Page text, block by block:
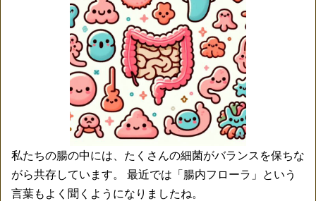
私たちの腸の中には、たくさんの細菌がバランスを保ちな
がら共存しています。 最近では「腸内フローラ」という
言葉もよく聞くようになりましたね。